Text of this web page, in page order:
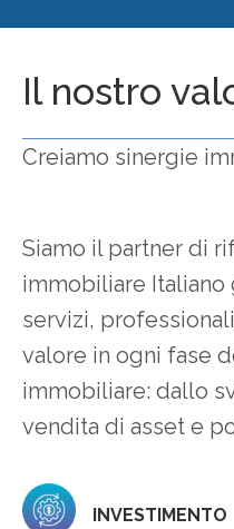
Il nostro
Creiamo sinergie
Siamo il partner di
immobiliare Italiano
servizi,
valore in ogni fase
immobiliare: dallo
vendita di asset e
INVESTIMENTO